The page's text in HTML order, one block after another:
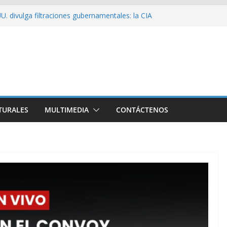
divulga filtraciones gubernamentales: la CIA
para el país
sobre EE. UU.: ¿Será real el miedo?
MULTIMEDIA CONTÁCTENOS